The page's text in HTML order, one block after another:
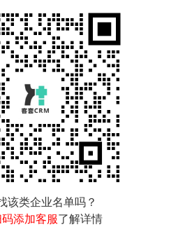
该类企业名单吗？
添加客服了解详情